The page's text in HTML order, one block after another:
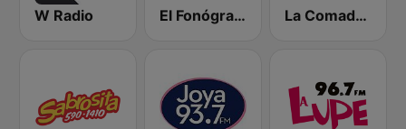
W Radio El Fonógrafo HD2 La Comadre 1260 AM